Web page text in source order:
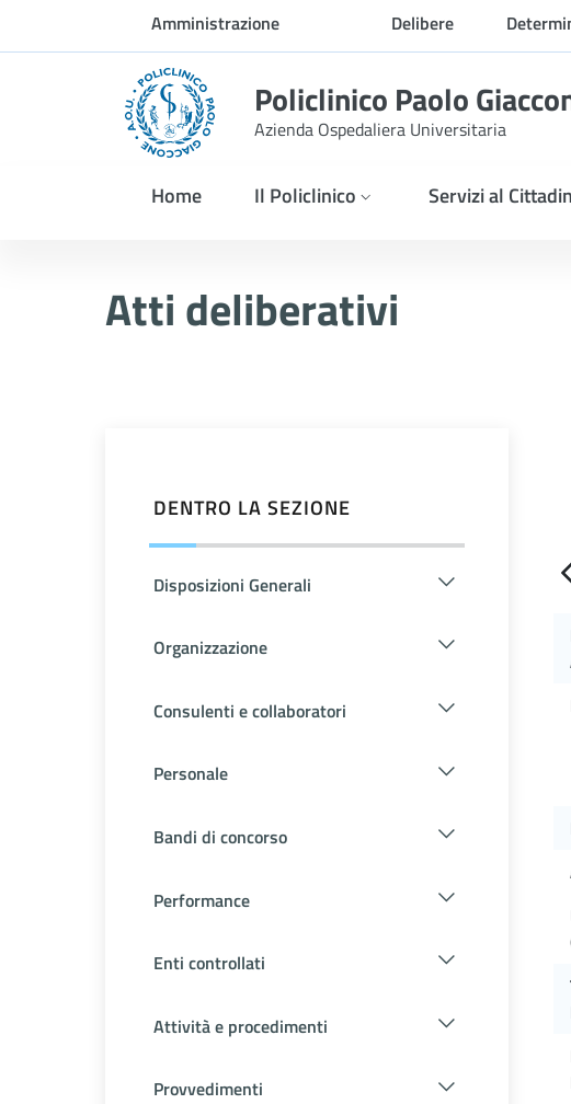
Skip to Main ContentAmministrazione
trasparente
Delibere
Policlinico Paolo
Azienda Ospedaliera Universitaria
Home Il Policlinico Servizi al
Atti deliberativi
DENTRO LA SEZIONE
Disposizioni Generali
Organizzazione
Consulenti e collaboratori
Personale
Bandi di concorso
Performance
Enti controllati
Attività e procedimenti
Provvedimenti